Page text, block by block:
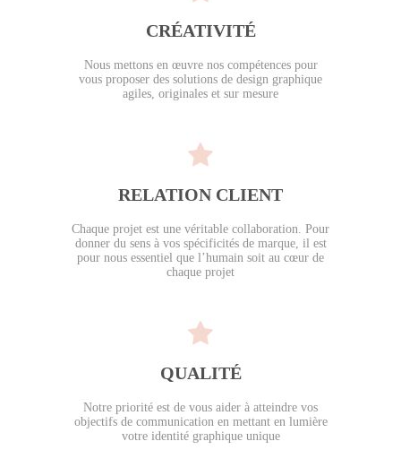
CRÉATIVITÉ
Nous mettons en œuvre nos compétences pour
vous proposer des solutions de design graphique
agiles, originales et sur mesure
RELATION CLIENT
Chaque projet est une véritable collaboration. Pour
donner du sens à vos spécificités de marque, il est
pour nous essentiel que l’humain soit au cœur de
chaque projet
QUALITÉ
Notre priorité est de vous aider à atteindre vos
objectifs de communication en mettant en lumière
votre identité graphique unique